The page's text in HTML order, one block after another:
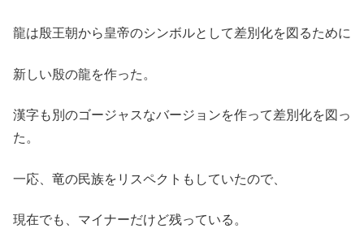
龍は殷王朝から皇帝のシンボルとして差別化を図るために
新しい殷の龍を作った。
漢字も別のゴージャスなバージョンを作って差別化を図っ
た。
一応、竜の民族をリスペクトもしていたので、
現在でも、マイナーだけど残っている。